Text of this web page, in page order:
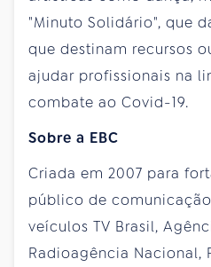
"Minuto Solidário", que
que destinam recursos
ajudar profissionais na
combate ao Covid-19.
Sobre a EBC
Criada em 2007 para
público de
veículos TV Brasil,
Radioagência Nacional,